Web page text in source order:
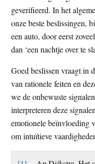
geverifieerd. In het
onze beste beslissingen,
een auto, door eerst
dan ‘een nachtje over te
Goed beslissen vraagt in
van rationele feiten en
we de onbewuste
interpreteren deze
emotionele beïnvloeding
om intuïtieve